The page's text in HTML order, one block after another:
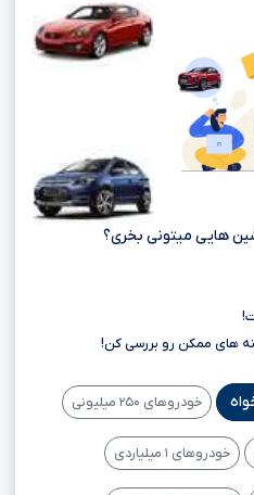
هایی میتونی بخری؟
های ممکن رو بررسی کن!
خودروهای ۲۵۰ میلیونی
خودروهای ۱ میلیاردی